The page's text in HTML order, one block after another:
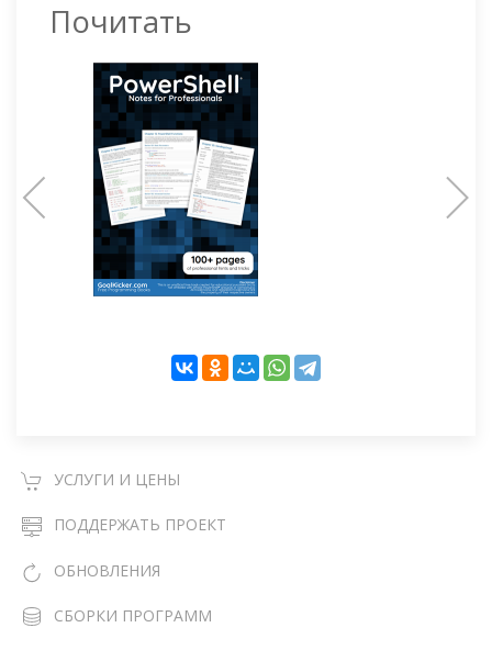
Почитать
УСЛУГИ И ЦЕНЫ
ПОДДЕРЖАТЬ ПРОЕКТ
ОБНОВЛЕНИЯ
СБОРКИ ПРОГРАММ